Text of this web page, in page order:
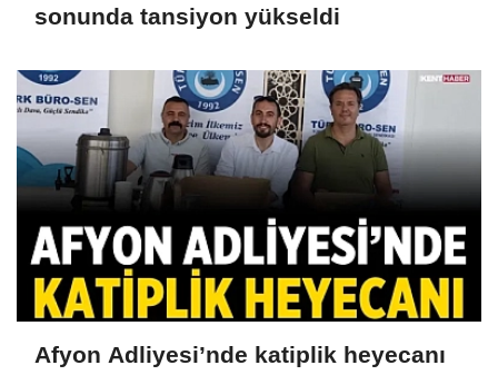
sonunda tansiyon yükseldi
Afyon Adliyesi’nde katiplik heyecanı